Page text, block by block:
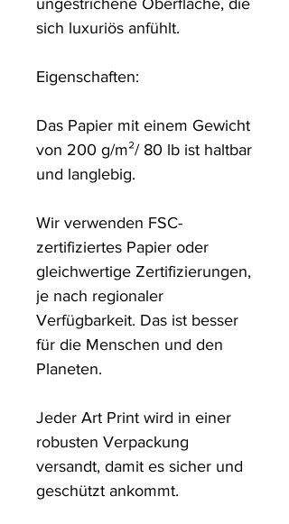
ungestrichene Oberfläche, die
sich luxuriös anfühlt.
Eigenschaften:
Das Papier mit einem Gewicht
von 200 g/m²/ 80 lb ist haltbar
und langlebig.
Wir verwenden FSC-
zertifiziertes Papier oder
gleichwertige Zertifizierungen,
je nach regionaler
Verfügbarkeit. Das ist besser
für die Menschen und den
Planeten.
Jeder Art Print wird in einer
robusten Verpackung
versandt, damit es sicher und
geschützt ankommt.